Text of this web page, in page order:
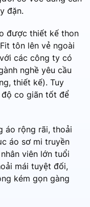
đặn.
được thiết kế thon
tôn lên vẻ ngoài
các công ty có
nghề yêu cầu
thiết kế). Tuy
độ co giãn tốt để
áo rộng rãi, thoải
áo sơ mi truyền
viên lớn tuổi
mái tuyệt đối,
kém gọn gàng